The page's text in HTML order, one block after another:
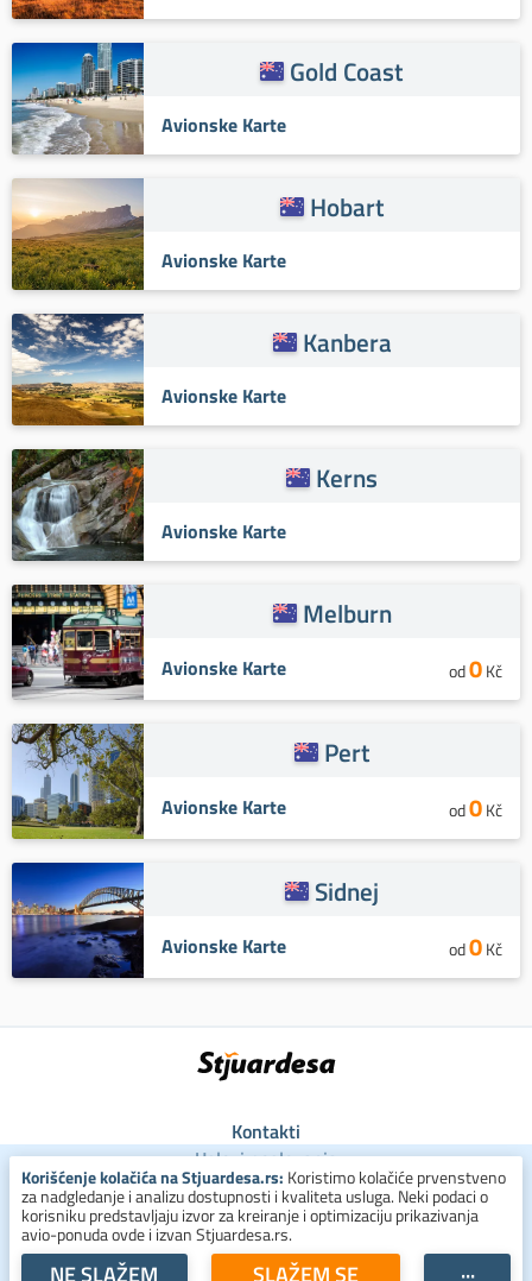
Gold Coast
Avionske Karte
Hobart
Avionske Karte
Kanbera
Avionske Karte
Kerns
Avionske Karte
Melburn
Avionske Karte od0Kč
Pert
Avionske Karte od0Kč
Sidnej
Avionske Karte od0Kč
Kontakti
Uslovi poslovanja
Uslovi za kolačiće
Zaštita ličnih podataka
+381 800 300 137
Korišćenje kolačića na Stjuardesa.rs: Koristimo kolačiće prvenstveno
za nadgledanje i analizu dostupnosti i kvaliteta usluga. Neki podaci o
korisniku predstavljaju izvor za kreiranje i optimizaciju prikazivanja
avio-ponuda ovde i izvan Stjuardesa.rs.
NE SLAŽEM SLAŽEM SE ···